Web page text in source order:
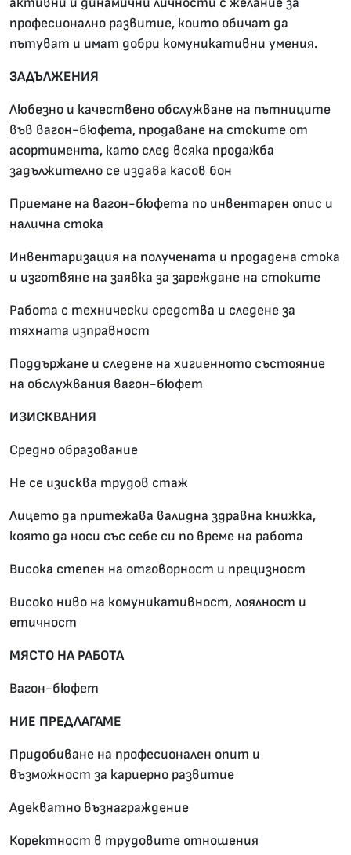
професионално развитие, които обичат да
пътуват и имат добри комуникативни умения.
ЗАДЪЛЖЕНИЯ
Любезно и качествено обслужване на пътниците
във вагон-бюфета, продаване на стоките от
асортимента, като след всяка продажба
задължително се издава касов бон
Приемане на вагон-бюфета по инвентарен опис и
налична стока
Инвентаризация на получената и продадена стока
и изготвяне на заявка за зареждане на стоките
Работа с технически средства и следене за
тяхната изправност
Поддържане и следене на хигиенното състояние
на обслужвания вагон-бюфет
ИЗИСКВАНИЯ
Средно образование
Не се изисква трудов стаж
Лицето да притежава валидна здравна книжка,
която да носи със себе си по време на работа
Висока степен на отговорност и прецизност
Високо ниво на комуникативност, лоялност и
етичност
МЯСТО НА РАБОТА
Вагон-бюфет
НИЕ ПРЕДЛАГАМЕ
Придобиване на професионален опит и
възможност за кариерно развитие
Адекватно възнаграждение
Коректност в трудовите отношения